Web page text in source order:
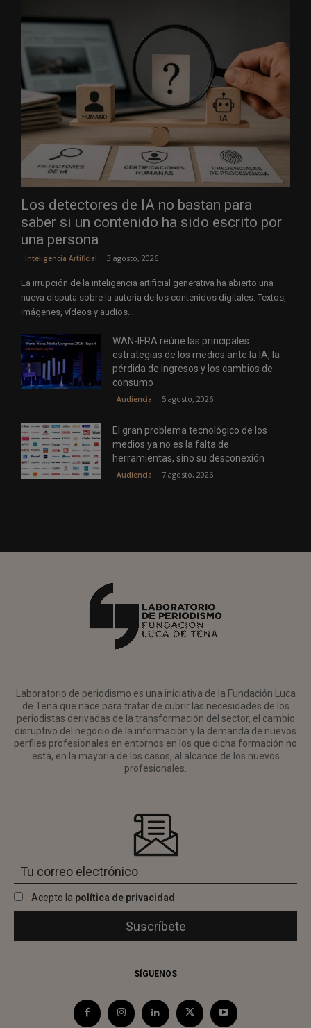
Los detectores de IA no bastan para
saber si un contenido ha sido escrito por
una persona
Inteligencia Artificial 3 agosto, 2026
La irrupción de la inteligencia artificial generativa ha abierto una
nueva disputa sobre la autoría de los contenidos digitales. Textos,
imágenes, vídeos y audios...
WAN-IFRA reúne las principales
estrategias de los medios ante la IA, la
pérdida de ingresos y los cambios de
consumo
Audiencia 5 agosto, 2026
El gran problema tecnológico de los
medios ya no es la falta de
herramientas, sino su desconexión
Audiencia 7 agosto, 2026
Laboratorio de periodismo es una iniciativa de la Fundación Luca
de Tena que nace para tratar de cubrir las necesidades de los
periodistas derivadas de la transformación del sector, el cambio
disruptivo del negocio de la información y la demanda de nuevos
perfiles profesionales en entornos en los que dicha formación no
está, en la mayoría de los casos, al alcance de los nuevos
profesionales.
Acepto la política de privacidad
SÍGUENOS